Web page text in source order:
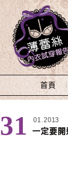
Main Menu
首頁
31 01.2013
一定要開